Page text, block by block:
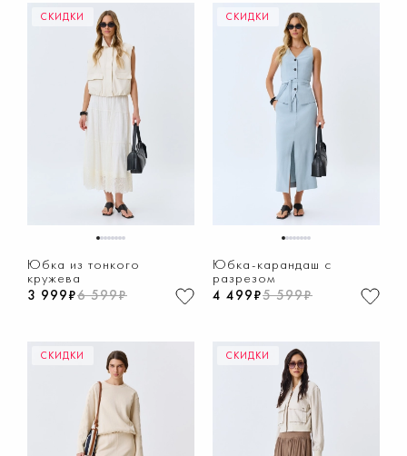
СКИДКИ
12345678
Юбка из тонкого
кружева
3 999₽6 599₽
СКИДКИ
12345678
Юбка-карандаш с
разрезом
4 499₽5 599₽
СКИДКИ СКИДКИ